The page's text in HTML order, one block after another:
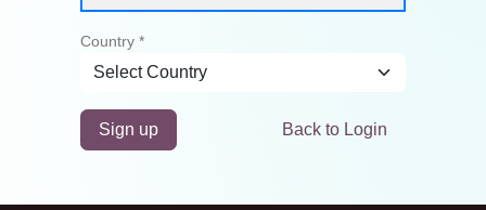
Country *
Back to Login
Sign up